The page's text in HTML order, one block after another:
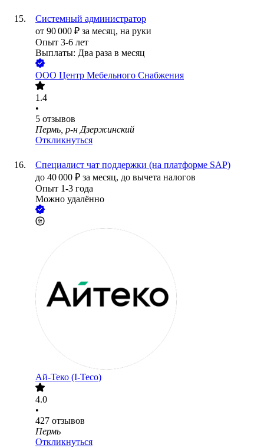
Системный администратор
от 90 000 ₽ за месяц, на руки
Опыт 3-6 лет
Выплаты: Два раза в месяц
ООО Центр Мебельного Снабжения
1.4
•
5 отзывов
Пермь, р-н Дзержинский
Откликнуться
Специалист чат поддержки (на платформе SAP)
до 40 000 ₽ за месяц, до вычета налогов
Опыт 1-3 года
Можно удалённо
Ай-Теко (I-Teco)
4.0
•
427 отзывов
Пермь
Откликнуться